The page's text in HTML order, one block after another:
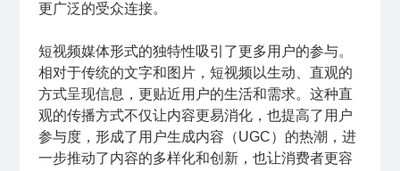
更广泛的受众连接。
短视频媒体形式的独特性吸引了更多用户的参与。
相对于传统的文字和图片，短视频以生动、直观的
方式呈现信息，更贴近用户的生活和需求。这种直
观的传播方式不仅让内容更易消化，也提高了用户
参与度，形成了用户生成内容（UGC）的热潮，进
一步推动了内容的多样化和创新，也让消费者更容